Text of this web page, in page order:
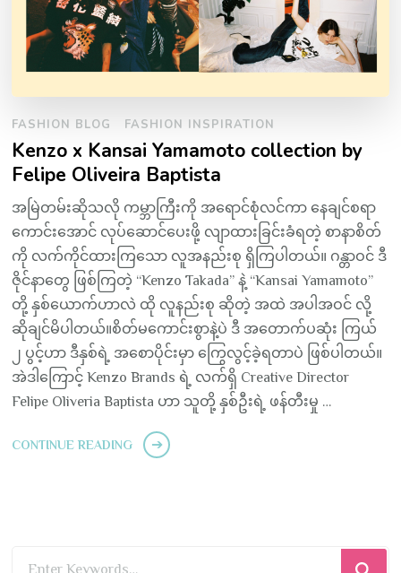
FASHION BLOG FASHION INSPIRATION
Kenzo x Kansai Yamamoto collection by
Felipe Oliveira Baptista
အမြဲတမ်းဆိုသလို ကမ္ဘာကြီးကို အရောင်စုံလင်ကာ နေချင်စရာ
ကောင်းအောင် လုပ်ဆောင်ပေးဖို့ လျာထားခြင်းခံရတဲ့ စာနာစိတ်
ကို လက်ကိုင်ထားကြသော လူအနည်းစု ရှိကြပါတယ်။ ဂန္တာဝင် ဒီ
ဇိုင်နာတွေ ဖြစ်ကြတဲ့ “Kenzo Takada” နဲ့ “Kansai Yamamoto”
တို့ နှစ်ယောက်ဟာလဲ ထို လူနည်းစု ဆိုတဲ့ အထဲ အပါအဝင် လို့
ဆိုချင်မိပါတယ်။စိတ်မကောင်းစွာနဲ့ပဲ ဒီ အတောက်ပဆုံး ကြယ်
၂ ပွင့်ဟာ ဒီနှစ်ရဲ့ အစောပိုင်းမှာ ကြွေလွင့်ခဲ့ရတာပဲ ဖြစ်ပါတယ်။
အဲဒါကြောင့် Kenzo Brands ရဲ့ လက်ရှိ Creative Director
Felipe Oliveria Baptista ဟာ သူတို့ နှစ်ဦးရဲ့ ဖန်တီးမှု …
CONTINUE READING